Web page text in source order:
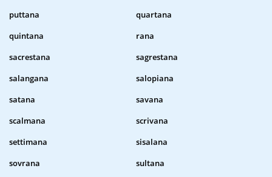
puttana
quartana
quintana
rana
sacrestana
sagrestana
salangana
salopiana
satana
savana
scalmana
scrivana
settimana
sisalana
sovrana
sultana